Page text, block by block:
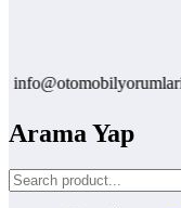
Arama Yap